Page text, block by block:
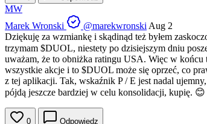
MW
Marek Wronski
@marekwronski Aug 2
Dziękuję za wzmiankę i skądinąd też byłem
trzymam $DUOL, niestety po dzisiejszym dniu
uważam, że to obniżka ratingu USA. Więc w końcu
wszystkie akcje i to $DUOL może się oprzeć, co
z tej aplikacji. Tak, wskaźnik P / E jest nadal
pójdą jeszcze bardziej w celu konsolidacji, kupię. 😊
0 Odpowiedz